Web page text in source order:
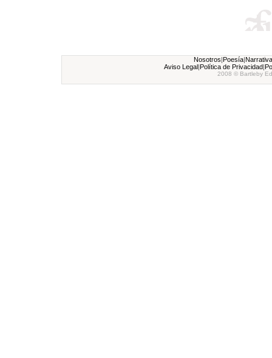
Nosotros|Poesía|Narrativa
Aviso Legal|Política de Privacidad|
2008 © Bartleby